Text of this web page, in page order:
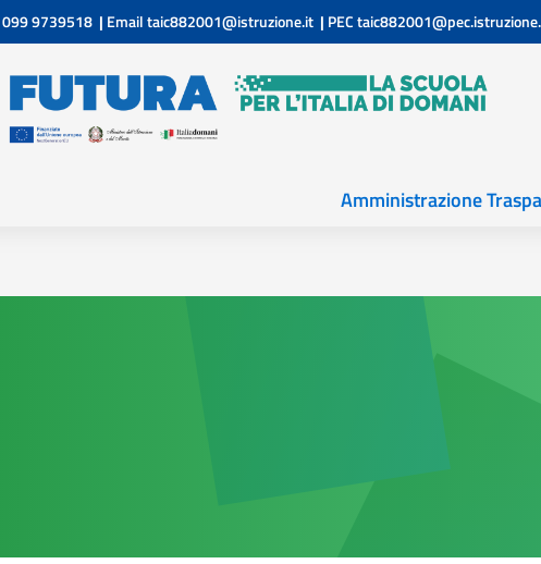
099 9739518 | Emailtaic882001@istruzione.it | PEC
Amministrazione